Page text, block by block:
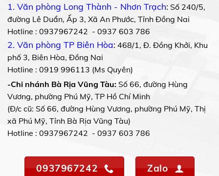
1. Văn phòng Long Thành - Nhơn Trạch: Số 240/5,
đường Lê Duẩn, Ấp 3, Xã An Phước, Tỉnh Đồng Nai
Hotline : 0937967242 - 0937 603 786
2. Văn phòng TP Biên Hòa: 468/1, Đ. Đồng Khởi, Khu
phố 3, Biên Hòa, Đồng Nai
Hotline : 0919 996113 (Ms Quyên)
-Chi nhánh Bà Rịa Vũng Tàu: Số 66, đường Hùng
Vương, phường Phú Mỹ, TP Hồ Chí Minh
(Đ/c cũ: Số 66, đường Hùng Vương, phường Phú Mỹ, Thị
xã Phú Mỹ, Tỉnh Bà Rịa Vũng Tàu)
Hotline : 0937967242 - 0937 603 786
0937967242 Zalo